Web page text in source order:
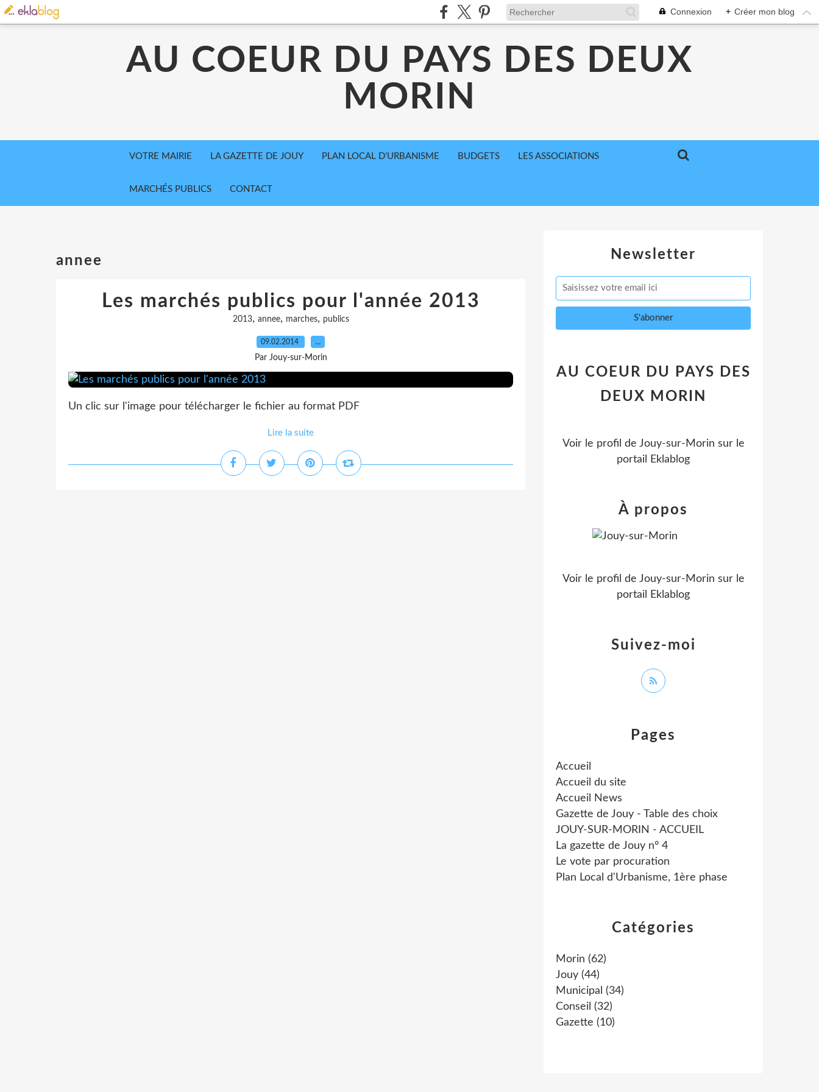
Connexion + Créer mon blog
AU COEUR DU PAYS DES DEUX
MORIN
VOTRE MAIRIE LA GAZETTE DE JOUY PLAN LOCAL D'URBANISME BUDGETS LES ASSOCIATIONS
MARCHÉS PUBLICS CONTACT
annee
Les marchés publics pour l'année 2013
2013, annee, marches, publics
09.02.2014 …
Par Jouy-sur-Morin
Un clic sur l'image pour télécharger le fichier au format PDF
Lire la suite
Newsletter
Catégories
Morin (62)
Jouy (44)
Municipal (34)
Conseil (32)
Gazette (10)
Pages
Accueil
Accueil du site
Accueil News
Gazette de Jouy - Table des choix
JOUY-SUR-MORIN - ACCUEIL
La gazette de Jouy n° 4
Le vote par procuration
Plan Local d'Urbanisme, 1ère phase
AU COEUR DU PAYS DES
DEUX MORIN
Voir le profil de Jouy-sur-Morin sur le
portail Eklablog
Suivez-moi
À propos
Voir le profil de Jouy-sur-Morin sur le
portail Eklablog